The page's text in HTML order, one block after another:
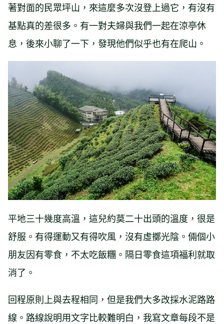
著對面的民眾坪山，來這麼多次沒登上過它，有沒有
基點真的差很多。有一對夫婦與我們一起在涼亭休
息，後來小聊了一下，發現他們似乎也有在爬山。
平地三十幾度高溫，這兒約莫二十出頭的溫度，很是
舒服。有得運動又有得吹風，沒有虛擲光陰。倆個小
朋友因有零食，不太吃飯糰。隔日零食這項福利就取
消了。
回程原則上與去程相同，但是我們大多改採水泥路路
線。路線說明用文字比較難明白，我寫文章每段不是